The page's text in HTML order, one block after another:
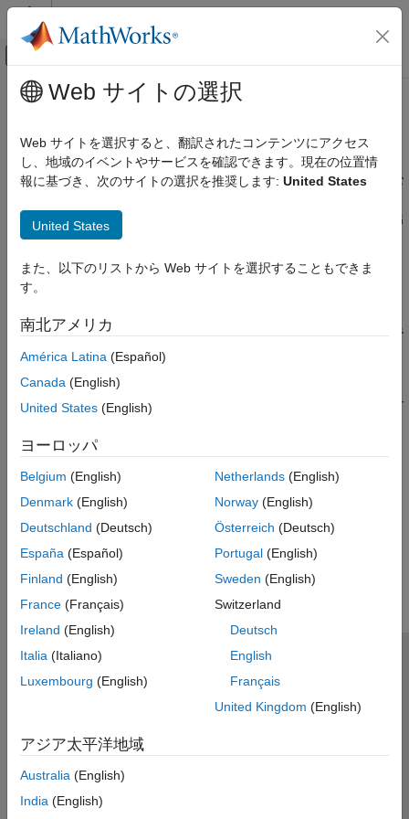
コンテンツへスキップ
オフキャンバス ナビゲーション メ
ドキュメンテーションのホーム
モデル化
カテゴリ
設計データの管理
信号、状態、パラメーターの設定
入力と可視化の設定
設計の解析と再モデル化
モデル コンポーネントのテスト
モデリング ガイドライン
ツールの検定と認定
メインコンテンツ
入力と可視化の設定
信号データの提供およびシミュレーションの可視化方法の決定
モデルをシミュレーションする前に、入力信号と出力信号を含む
ュレーションのためにデータをモデルに読み込みます。一方、出
力信号によりシミュレーション結果が記録されます。
トピック
モデルの信号データの要件を特定し、入力信号データを読み込み
ます。
シミュレーション データの可視化方法の決定
モデル化およびシミュレーションの各タスクに対して、最適な可
関連情報
モデル アドバイザー チェックの実行
Web サイトの選択
Web サイトを選択すると、翻訳されたコンテンツにアクセス
し、地域のイベントやサービスを確認できます。現在の位置情
報に基づき、次のサイトの選択を推奨します: United States
United States
また、以下のリストから Web サイトを選択することもできま
す。
南北アメリカ
América Latina (Español)
Canada (English)
United States (English)
ヨーロッパ
Belgium (English)
Denmark (English)
Deutschland (Deutsch)
España (Español)
Finland (English)
France (Français)
Ireland (English)
Italia (Italiano)
Luxembourg (English)
Netherlands(English)
Norway(English)
Österreich (Deutsch)
Portugal(English)
Sweden (English)
Switzerland
Deutsch
English
Français
United Kingdom (English)
アジア太平洋地域
Australia (English)
India (English)
トラストセンター
プライバシー ポリシー
違法コピー防止
アプリケーション ステータス